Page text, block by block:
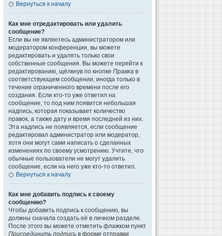
Вернуться к началу
Как мне отредактировать или удалить
сообщение?
Если вы не являетесь администратором или
модератором конференции, вы можете
редактировать и удалять только свои
собственные сообщения. Вы можете перейти к
редактированию, щёлкнув по кнопке Правка в
соответствующем сообщении, иногда только в
течение ограниченного времени после его
создания. Если кто-то уже ответил на
сообщение, то под ним появится небольшая
надпись, которая показывает количество
правок, а также дату и время последней из них.
Эта надпись не появляется, если сообщение
редактировал администратор или модератор,
хотя они могут сами написать о сделанных
изменениях по своему усмотрению. Учтите, что
обычные пользователи не могут удалить
сообщение, если на него уже кто-то ответил.
Вернуться к началу
Как мне добавить подпись к своему
сообщению?
Чтобы добавить подпись к сообщению, вы
должны сначала создать её в личном разделе.
После этого вы можете отметить флажком пункт
Присоединить подпись в форме отправки